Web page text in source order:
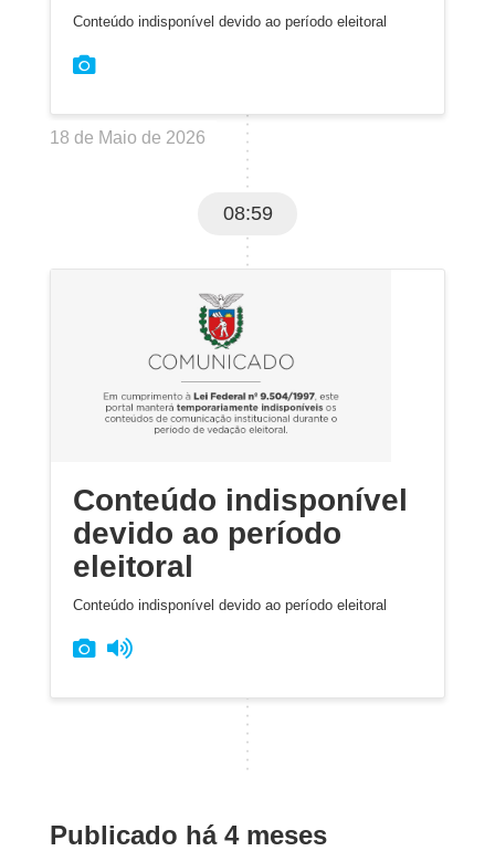
Conteúdo indisponível devido ao período eleitoral
18 de Maio de 2026
08:59
Conteúdo indisponível
devido ao período
eleitoral
Conteúdo indisponível devido ao período eleitoral
Publicado há 4 meses